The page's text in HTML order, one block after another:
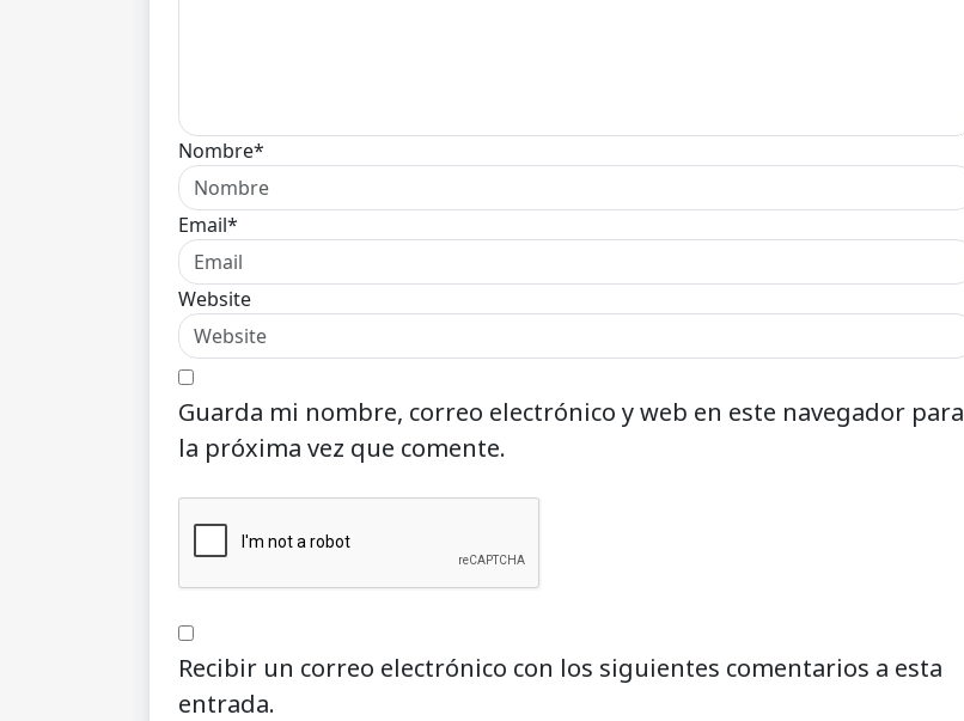
Nombre*
Email*
Website
Guarda mi nombre, correo electrónico y web en este navegador para
la próxima vez que comente.
Recibir un correo electrónico con los siguientes comentarios a esta
entrada.